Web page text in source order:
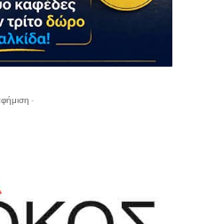
-